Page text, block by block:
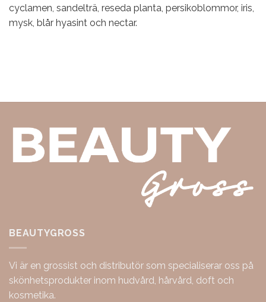
cyclamen, sandelträ, reseda planta, persikoblommor, iris,
mysk, blår hyasint och nectar.
BEAUTYGROSS
Vi är en grossist och distributör som specialiserar oss på
skönhetsprodukter inom hudvård, hårvård, doft och
kosmetika.